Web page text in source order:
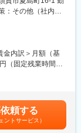
い心地や他に必要
様宅を訪問しま
ジャーさんにお客
ることもありま
業績や各現場で
商品取扱い時の商
始められます。
開している当社に
安全安心な暮らし
ーチするため営業
なる福祉用具の説
その他（社内指
金内訳＞月額（基
（固定残業時間45
下する可能性があ
す。
頼する
ントサービス）